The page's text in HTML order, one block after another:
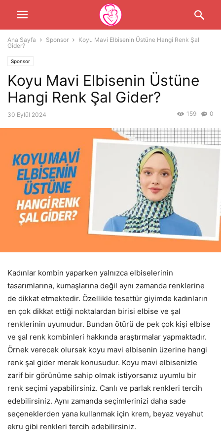
Ana Sayfa Sponsor
Koyu Mavi Elbisenin Üstüne Hangi Renk Şal
Gider?
Sponsor
Koyu Mavi Elbisenin Üstüne
Hangi Renk Şal Gider?
30 Eylül 2024 0
159
Kadınlar kombin yaparken yalnızca elbiselerinin
tasarımlarına, kumaşlarına değil aynı zamanda renklerine
de dikkat etmektedir. Özellikle tesettür giyimde kadınların
en çok dikkat ettiği noktalardan birisi elbise ve şal
renklerinin uyumudur. Bundan ötürü de pek çok kişi elbise
ve şal renk kombinleri hakkında araştırmalar yapmaktadır.
Örnek verecek olursak koyu mavi elbisenin üzerine hangi
renk şal gider merak konusudur. Koyu mavi elbisenizle
zarif bir görünüme sahip olmak istiyorsanız uyumlu bir
renk seçimi yapabilirsiniz. Canlı ve parlak renkleri tercih
edebilirsiniz. Aynı zamanda seçimlerinizi daha sade
seçeneklerden yana kullanmak için krem, beyaz veyahut
ekru gibi renkleri tercih edebilirsiniz.